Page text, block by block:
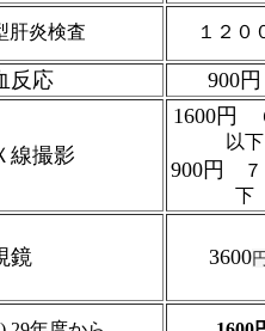
肝炎検査 １２０
反応 900
線撮影
1600円
以下
900円 ７
下
鏡 3600